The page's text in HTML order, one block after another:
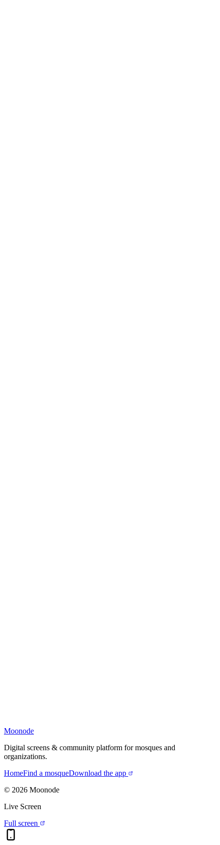
Moonode
Digital screens & community platform for mosques and
organizations.
HomeFind a mosqueDownload the app
© 2026 Moonode
Live Screen
Full screen